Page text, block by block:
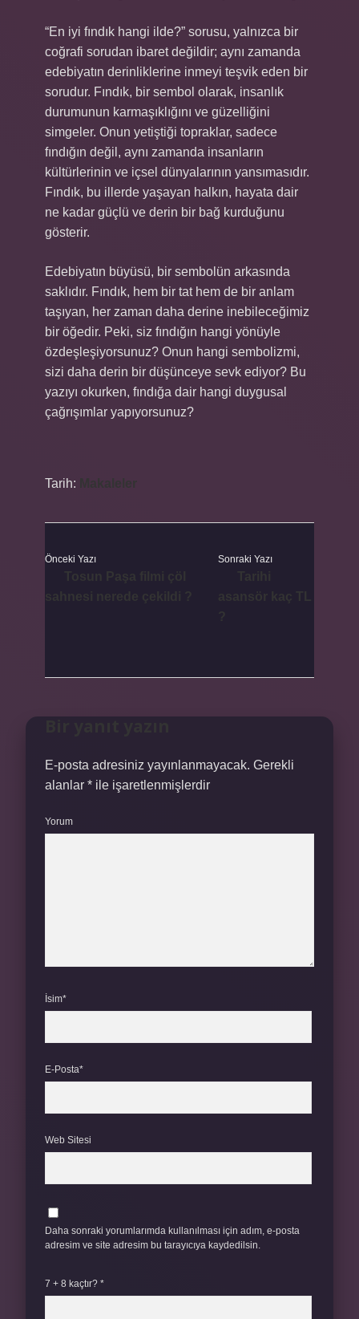
“En iyi fındık hangi ilde?” sorusu, yalnızca bir
coğrafi sorudan ibaret değildir; aynı zamanda
edebiyatın derinliklerine inmeyi teşvik eden bir
sorudur. Fındık, bir sembol olarak, insanlık
durumunun karmaşıklığını ve güzelliğini
simgeler. Onun yetiştiği topraklar, sadece
fındığın değil, aynı zamanda insanların
kültürlerinin ve içsel dünyalarının yansımasıdır.
Fındık, bu illerde yaşayan halkın, hayata dair
ne kadar güçlü ve derin bir bağ kurduğunu
gösterir.
Edebiyatın büyüsü, bir sembolün arkasında
saklıdır. Fındık, hem bir tat hem de bir anlam
taşıyan, her zaman daha derine inebileceğimiz
bir öğedir. Peki, siz fındığın hangi yönüyle
özdeşleşiyorsunuz? Onun hangi sembolizmi,
sizi daha derin bir düşünceye sevk ediyor? Bu
yazıyı okurken, fındığa dair hangi duygusal
çağrışımlar yapıyorsunuz?
Tarih:
Önceki Yazı Sonraki Yazı
E-posta adresiniz yayınlanmayacak. Gerekli
alanlar * ile işaretlenmişlerdir
Yorum
İsim*
E-Posta*
Web Sitesi
Daha sonraki yorumlarımda kullanılması için adım, e-posta
adresim ve site adresim bu tarayıcıya kaydedilsin.
7 + 8 kaçtır? *